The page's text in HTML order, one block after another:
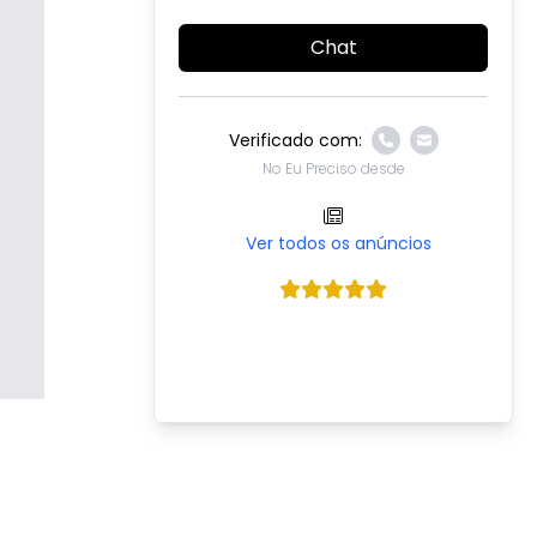
Chat
Verificado com:
No Eu Preciso desde
Ver todos os anúncios